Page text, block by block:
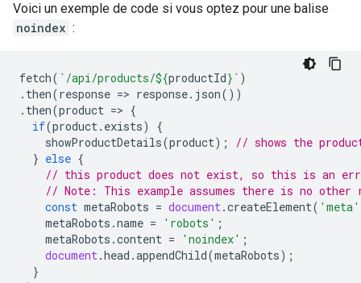
Voici un exemple de code si vous optez pour une balise
noindex :
fetch( `/api/products/${productId} ` )
. then(response => response. json())
. then(product => {
if(product. exists)
{
showProductDetails(product);
// shows the
} else {
// this product does not exist, so this is an
// Note: This example assumes there is no other
const metaRobots = document.createElement( 'meta'
metaRobots .name = 'robots' ;
metaRobots .content = 'noindex' ;
document.head .appendChild(metaRobots);
}